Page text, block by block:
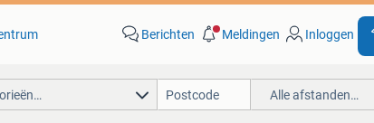
Berichten Meldingen Inloggen
Alle afstanden…